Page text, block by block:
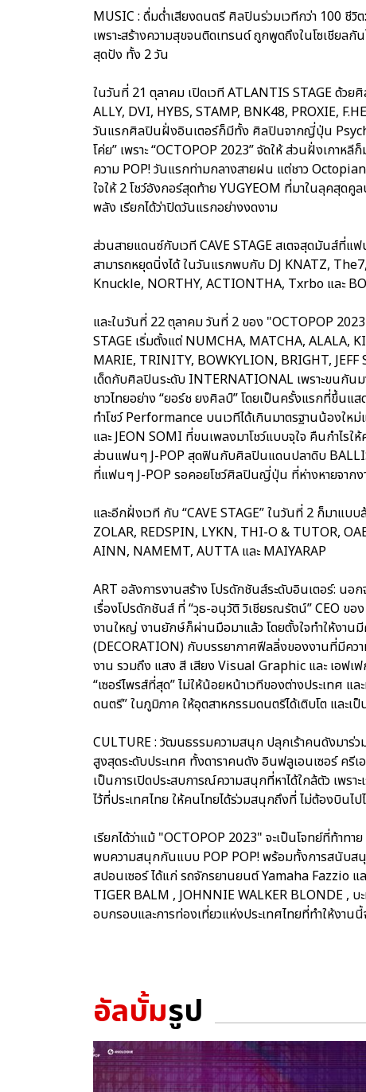
MUSIC : ดื่มด่ำเสียงดนตรี ศิลปินร่วมเวทีกว่า 100 ชีวิ
เพราะสร้างความสุขจนติดเทรนด์ ถูกพูดถึงในโซเชียล
สุดปัง ทั้ง 2 วัน
ในวันที่ 21 ตุลาคม เปิดเวที ATLANTIS STAGE ด้
ALLY, DVI, HYBS, STAMP, BNK48, PROXIE,
วันแรกศิลปินฝั่งอินเตอร์ก็มีทั้ง ศิลปินจากญี่ปุ่น
โค่ย” เพราะ “OCTOPOP 2023” จัดให้ ส่วนฝั่งเกาห
ความ POP! วันแรกท่ามกลางสายฝน แต่ชาว
ใจให้ 2 โชว์อังกอร์สุดท้าย YUGYEOM ที่มาในลุคสุด
พลัง เรียกได้ว่าปิดวันแรกอย่างงดงาม
ส่วนสายแดนซ์กับเวที CAVE STAGE สเตจสุดมันส์ที่
สามารถหยุดนิ่งได้ ในวันแรกพบกับ DJ KNATZ,
Knuckle, NORTHY, ACTIONTHA, Txrbo และ
และในวันที่ 22 ตุลาคม วันที่ 2 ของ "OCTOPOP
STAGE เริ่มตั้งแต่ NUMCHA, MATCHA, ALALA,
MARIE, TRINITY, BOWKYLION, BRIGHT,
เด็ดกับศิลปินระดับ INTERNATIONAL เพราะขนกัน
ชาวไทยอย่าง “ยอร์ช ยงศิลป์” โดยเป็นครั้งแรกที่ขึ้นแ
ทำโชว์ Performance บนเวทีได้เกินมาตรฐานน้องให
และ JEON SOMI ที่ขนเพลงมาโชว์แบบจุใจ คืนกำไร
ส่วนแฟนๆ J-POP สุดฟินกับศิลปินแดนปลาดิบ
ที่แฟนๆ J-POP รอคอยโชว์ศิลปินญี่ปุ่น ที่ห่างหายจากง
และอีกฝั่งเวที กับ “CAVE STAGE” ในวันที่ 2 ก็มาแ
ZOLAR, REDSPIN, LYKN, THI-O & TUTOR,
AINN, NAMEMT, AUTTA และ MAIYARAP
ART อลังการงานสร้าง โปรดักชันส์ระดับอินเตอร์: น
เรื่องโปรดักชันส์ ที่ “วุธ-อนุวัติ วิเชียรณรัตน์” CEO ข
งานใหญ่ งานยักษ์ก็ผ่านมือมาแล้ว โดยตั้งใจทำให้งาน
(DECORATION) กับบรรยากาศฟีลลิ่งของงานที่มีคว
งาน รวมถึง แสง สี เสียง Visual Graphic และ เอฟเ
“เซอร์ไพรส์ที่สุด” ไม่ให้น้อยหน้าเวทีของต่างประเทศ
ดนตรี” ในภูมิภาค ให้อุตสาหกรรมดนตรีได้เติบโต และ
CULTURE : วัฒนธรรมความสนุก ปลุกเร้าคนดังมาร่
สูงสุดระดับประเทศ ทั้งดาราคนดัง อินฟลูเอนเซอร์ ครี
เป็นการเปิดประสบการณ์ความสนุกที่หาได้ใกล้ตัว เพร
ไว้ที่ประเทศไทย ให้คนไทยได้ร่วมสนุกถึงที่ ไม่ต้องบินไป
เรียกได้ว่าแม้ "OCTOPOP 2023" จะเป็นโจทย์ที่ท้า
พบความสนุกกันแบบ POP POP! พร้อมทั้งการสนับ
สปอนเซอร์ ได้แก่ รถจักรยานยนต์ Yamaha Fazzio
TIGER BALM , JOHNNIE WALKER BLONDE , บะ
อบกรอบและการท่องเที่ยวแห่งประเทศไทยที่ทำให้งา
อัลบั้มรูป